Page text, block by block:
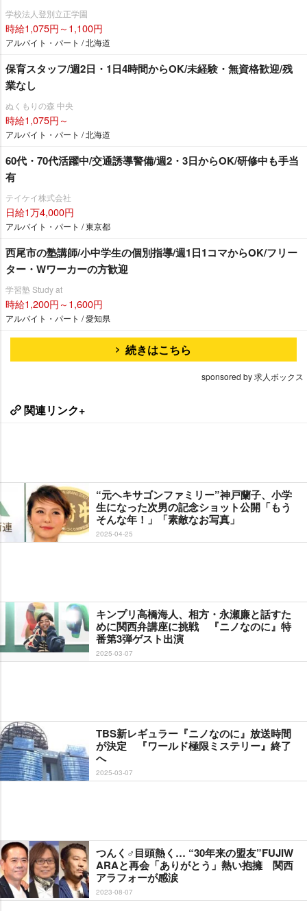
学校法人登別立正学園
時給1,075円～1,100円
アルバイト・パート / 北海道
保育スタッフ/週2日・1日4時間からOK/未経験・無資格歓迎/残
業なし
ぬくもりの森 中央
時給1,075円～
アルバイト・パート / 北海道
60代・70代活躍中/交通誘導警備/週2・3日からOK/研修中も手当
有
テイケイ株式会社
日給1万4,000円
アルバイト・パート / 東京都
西尾市の塾講師/小中学生の個別指導/週1日1コマからOK/フリー
ター・Wワーカーの方歓迎
学習塾 Study at
時給1,200円～1,600円
アルバイト・パート / 愛知県
続きはこちら
sponsored by 求人ボックス
関連リンク+
“元ヘキサゴンファミリー”神戸蘭子、小学
生になった次男の記念ショット公開「もう
そんな年！」「素敵なお写真」
2025-04-25
キンプリ高橋海人、相方・永瀬廉と話すた
めに関西弁講座に挑戦 『ニノなのに』特
番第3弾ゲスト出演
2025-03-07
TBS新レギュラー『ニノなのに』放送時間
が決定 『ワールド極限ミステリー』終了
へ
2025-03-07
つんく♂目頭熱く… “30年来の盟友”FUJIW
ARAと再会「ありがとう」熱い抱擁 関西
アラフォーが感涙
2023-08-07